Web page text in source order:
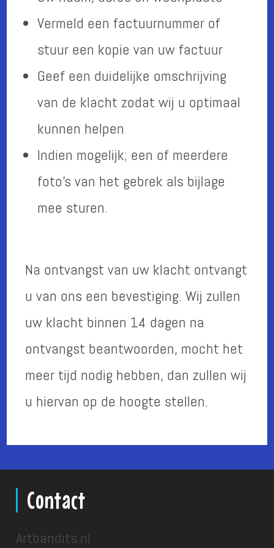
Vermeld een factuurnummer of
stuur een kopie van uw factuur
Geef een duidelijke omschrijving
van de klacht zodat wij u optimaal
kunnen helpen
Indien mogelijk; een of meerdere
foto’s van het gebrek als bijlage
mee sturen.
Na ontvangst van uw klacht ontvangt
u van ons een bevestiging. Wij zullen
uw klacht binnen 14 dagen na
ontvangst beantwoorden, mocht het
meer tijd nodig hebben, dan zullen wij
u hiervan op de hoogte stellen.
Contact
Artbandits.nl